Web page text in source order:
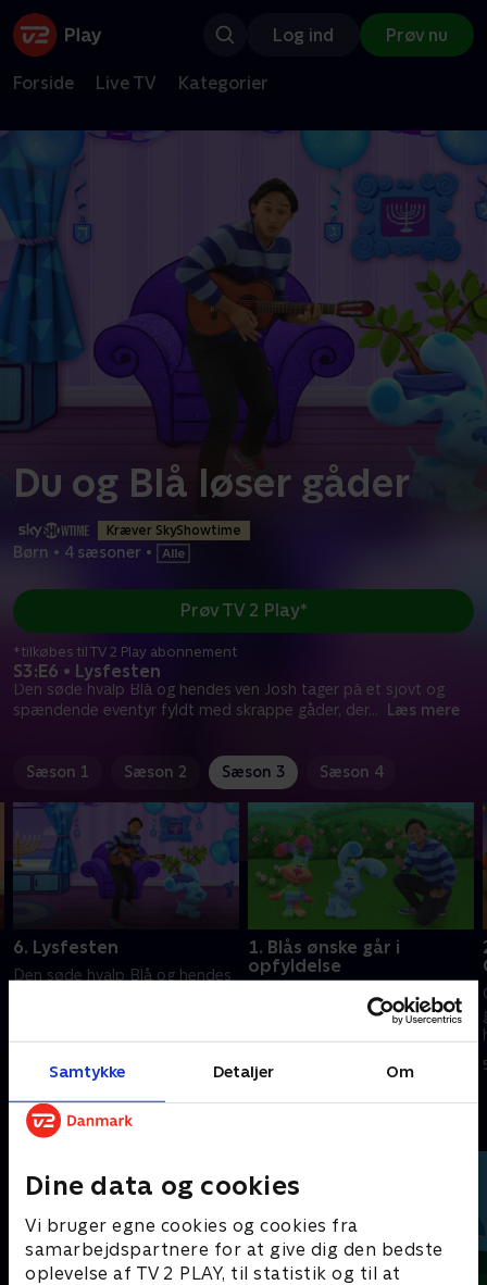
Samtykke Detaljer Om
Dine data og cookies
Vi bruger egne cookies og cookies fra
samarbejdspartnere for at give dig den bedste
oplevelse af TV 2 PLAY, til statistik og til at
Log ind Prøv nu
Forside Live TV Kategorier
Du og Blå løser gåder
Kræver SkyShowtime
Børn • 4 sæsoner •
S3:E6 • Lysfesten
Den søde hvalp Blå og hendes ven Josh tager på et sjovt og
spændende eventyr fyldt med skrappe gåder, der... Læs mere
Prøv TV 2 Play*
*tilkøbes til TV 2 Play abonnement
Sæson 1 Sæson 2 Sæson 3 Sæson 4
6. Lysfesten
Den søde hvalp Blå og hendes
1. januar 2023 • 21 min
1. Blås ønske går i
opfyldelse
Blå finder en eventyrstav, der
kan opfylde ønsker, men hun
3. november 2023 • 21 min
Andre så også